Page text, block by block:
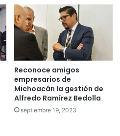
Reconoce amigos
empresarios de
Michoacán la gestión de
Alfredo Ramírez Bedolla
septiembre 19, 2023